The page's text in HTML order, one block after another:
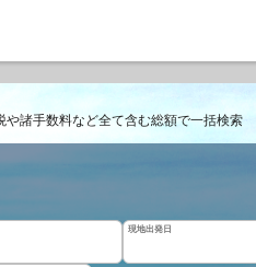
諸手数料など全て含む総額で一括検索
現地出発日